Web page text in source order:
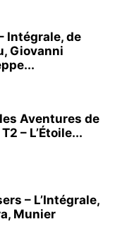
Intégrale, de
Giovanni
Aventures de
– L’Étoile...
– L’Intégrale,
Munier